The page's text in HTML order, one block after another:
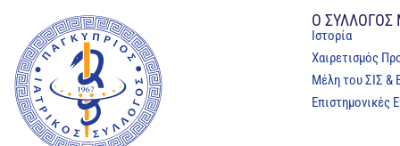
Ο ΣΥΛΛΟΓΟΣ
Ιστορία
Χαιρετισμός
Μέλη του ΣΙΣ &
Επιστημονικές